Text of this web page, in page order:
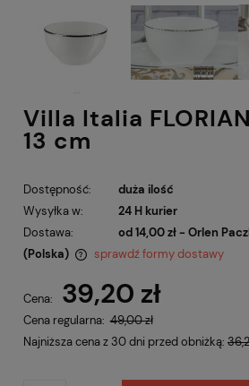
Villa Italia
13 cm
Dostępność:
duża ilość
Wysyłka w:
24 H kurier
Dostawa:
od 14,00 zł - Orlen
(Polska)
sprawdź formy dostawy
Cena: 39,20 zł
Cena regularna: 49,00 zł
Najniższa cena z 30 dni przed obniżką: